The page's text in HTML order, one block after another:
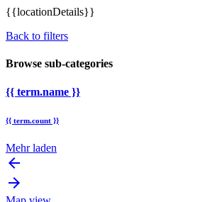
{{locationDetails}}
Back to filters
Browse sub-categories
{{ term.name }}
{{ term.count }}
Mehr laden
arrow_backward
arrow_forward